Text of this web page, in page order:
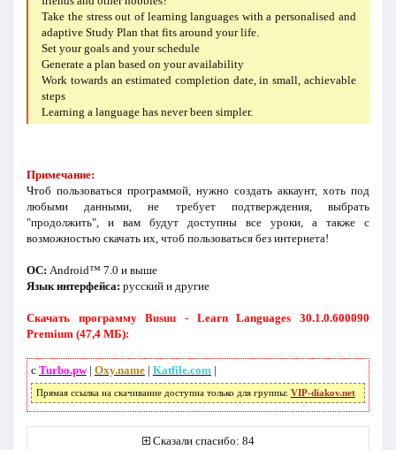
Take the stress out of learning languages with a personalised and
adaptive Study Plan that fits around your life.
Set your goals and your schedule
Generate a plan based on your availability
Work towards an estimated completion date, in small, achievable
steps
Learning a language has never been simpler.
Примечание:
Чтоб пользоваться программой, нужно создать аккаунт, хоть под
любыми данными, не требует подтверждения, выбрать
"продолжить", и вам будут доступны все уроки, а также с
возможностью скачать их, чтоб пользоваться без интернета!
ОС: Android™ 7.0 и выше
Язык интерфейса: русский и другие
Скачать программу Busuu - Learn Languages 30.1.0.600090
Premium (47,4 МБ):
с Turbo.pw| Oxy.name| Katfile.com |
Прямая ссылка на скачивание доступна только для группы: VIP-diakov.net
Сказали спасибо: 84